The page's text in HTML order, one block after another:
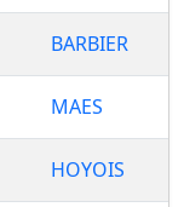
BARBIER
MAES
HOYOIS